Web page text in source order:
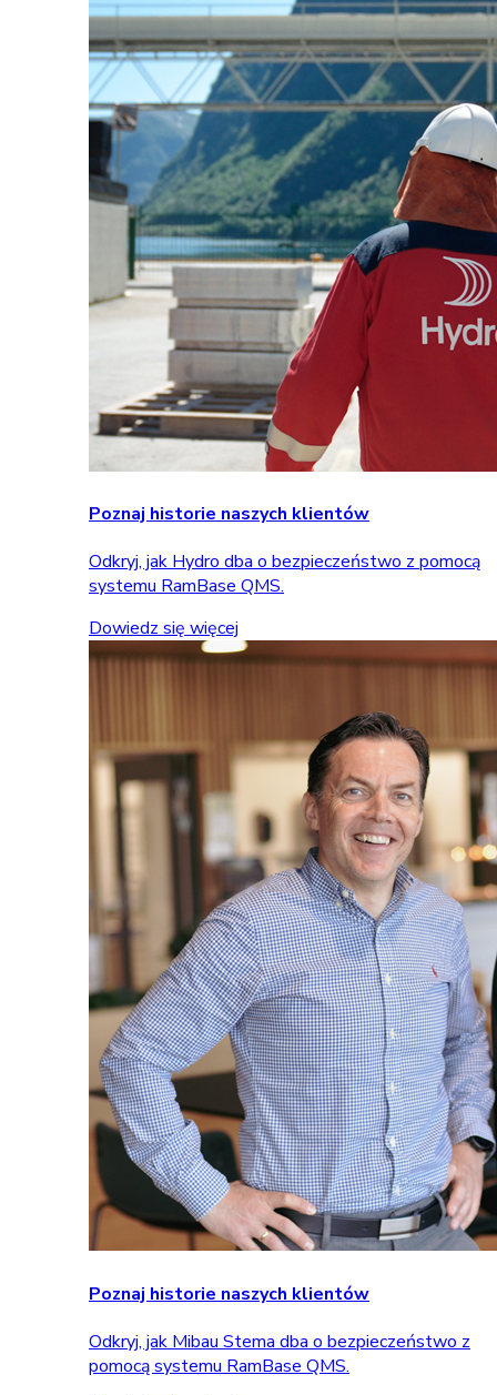
Poznaj historie naszych klientów
Odkryj, jak Hydro dba o bezpieczeństwo z pomocą
systemu RamBase QMS.
Dowiedz się więcej
Poznaj historie naszych klientów
Odkryj, jak Mibau Stema dba o bezpieczeństwo z
pomocą systemu RamBase QMS.